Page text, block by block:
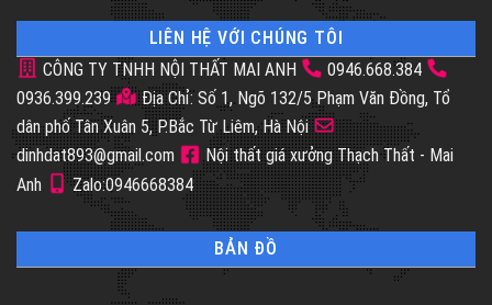
LIÊN HỆ VỚI CHÚNG TÔI
CÔNG TY TNHH NỘI THẤT MAI ANH
0946.668.384
0936.399.239
Địa Chỉ: Số 1, Ngõ 132/5 Phạm Văn Đồng, Tổ
dân phố Tân Xuân 5, P.Bắc Từ Liêm, Hà Nội
dinhdat893@gmail.com
Nội thất giá xưởng Thạch Thất - Mai
Anh
Zalo:0946668384
BẢN ĐỒ